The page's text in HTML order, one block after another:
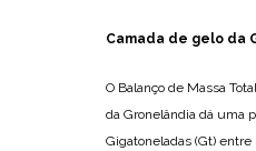
Camada de gelo da
O Balanço de Massa
da Gronelândia dá uma
Gigatoneladas (Gt)